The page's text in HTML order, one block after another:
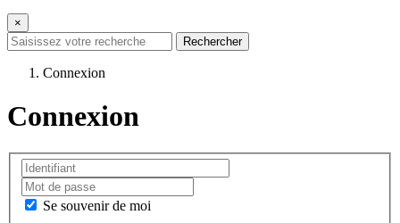
×
Connexion
Connexion
Se souvenir de moi